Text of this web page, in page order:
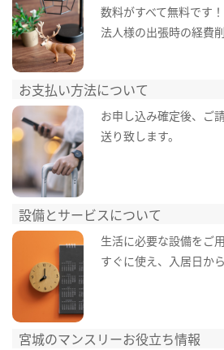
数料がすべて無料です！
法人様の出張時の経費
お支払い方法について
お申し込み確定後、ご
送り致します。
設備とサービスについて
生活に必要な設備をご
すぐに使え、入居日か
宮城のマンスリーお役立ち情報